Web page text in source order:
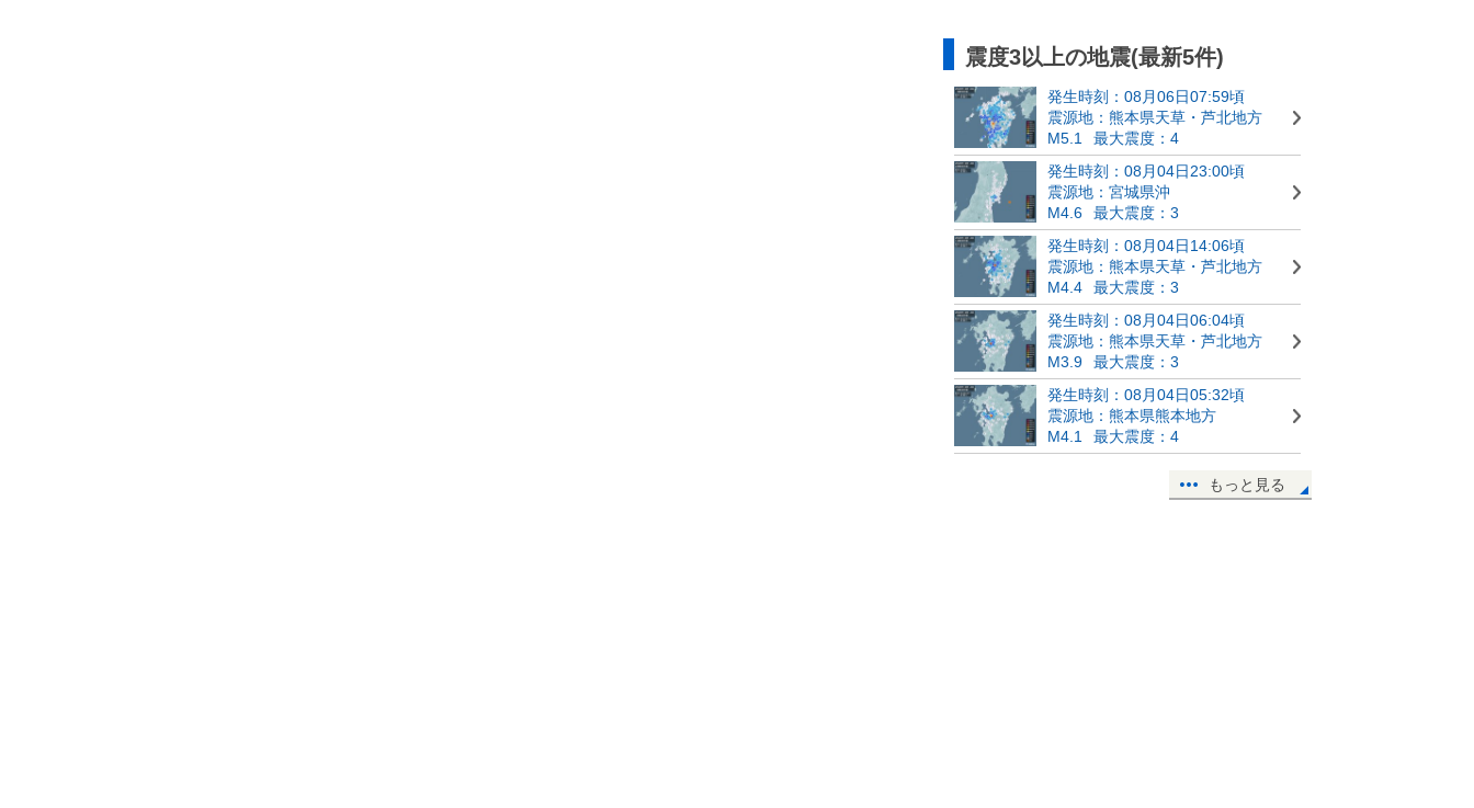
震度3以上の地震(最新5件)
発生時刻：08月06日07:59頃
震源地：熊本県天草・芦北地方
M5.1
最大震度：4
発生時刻：08月04日23:00頃
震源地：宮城県沖
M4.6
最大震度：3
発生時刻：08月04日14:06頃
震源地：熊本県天草・芦北地方
M4.4
最大震度：3
発生時刻：08月04日06:04頃
震源地：熊本県天草・芦北地方
M3.9
最大震度：3
発生時刻：08月04日05:32頃
震源地：熊本県熊本地方
M4.1
最大震度：4
もっと見る